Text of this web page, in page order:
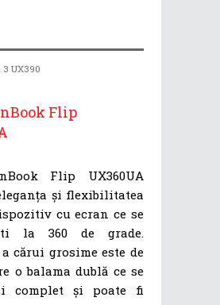
3 UX390
Flip
Flip UX360UA
și flexibilitatea
cu ecran ce se
la 360 de grade.
cărui grosime este de
o balama dublă ce se
complet și poate fi